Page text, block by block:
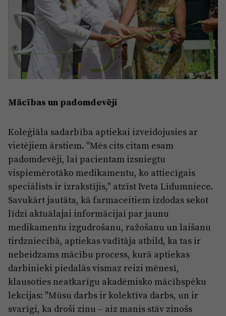
Mācības un padomdevēji
Koleģiāla sadarbība aptiekai izveidojusies ar
vietējiem ārstiem. "Mēs cits citam esam
padomdevēji, lai pacientam izsniegtu
vispiemērotāko medikamentu, ko attiecīgais
speciālists ir izrakstījis," atzīst Iveta Līdumniece.
Savukārt jautāta, kā farmaceitiem izdodas sekot
līdzi aktuālajai informācijai par jaunu
medikamentu izgudrošanu, ražošanu un laišanu
tirdzniecībā, aptiekas vadītāja atbild, ka tas ir
nebeidzams mācību process, kurā aptiekas
darbinieki piedalās vismaz reizi mēnesī,
klausoties neatkarīgu akadēmisko mācībspēku
lekcijas: "Mūsu darbs ir kolektīva darbs, un ir
svarīgi, ka droši zinu – aiz manis stāv zinošs